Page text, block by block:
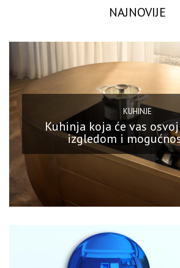
NAJNOVIJE
KUHINJE
Kuhinja koja će vas
izgledom i